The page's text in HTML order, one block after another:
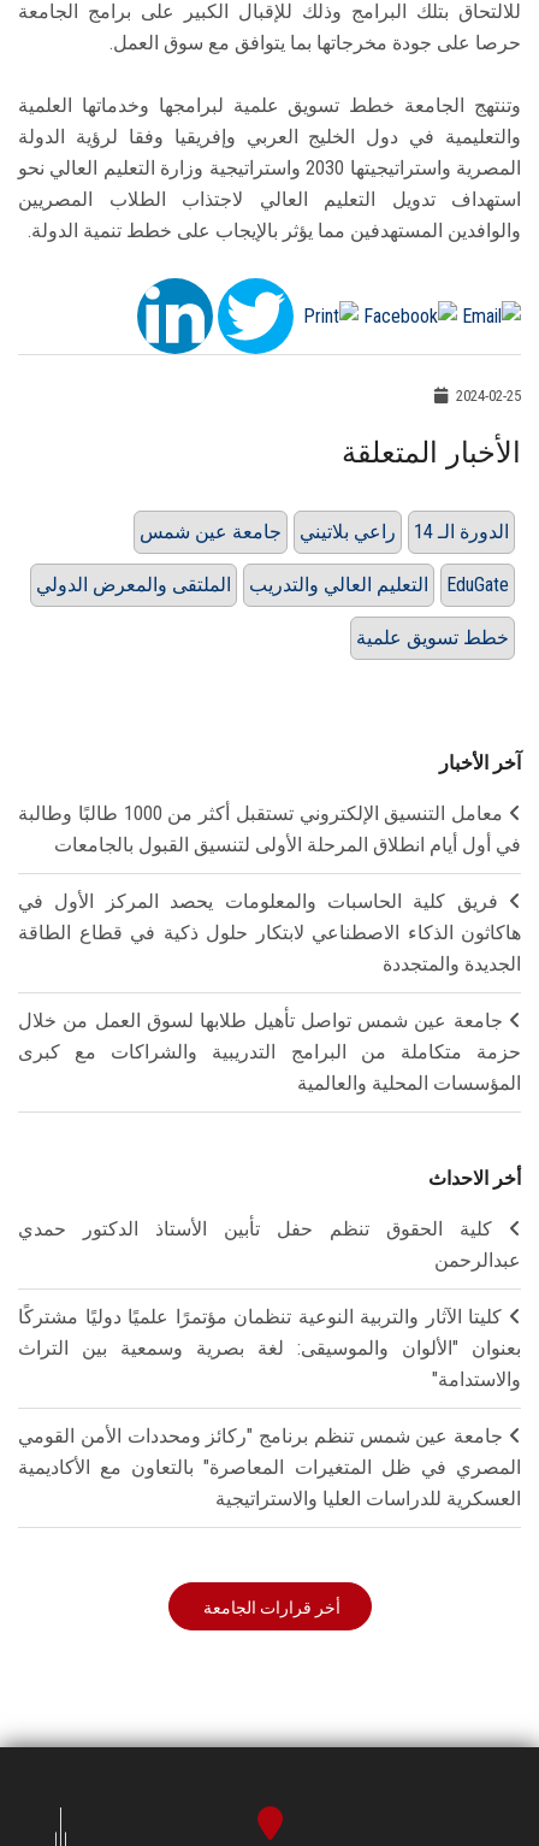
للالتحاق بتلك البرامج وذلك للإقبال الكبير على برامج الجامعة
حرصا على جودة مخرجاتها بما يتوافق مع سوق العمل.
وتنتهج الجامعة خطط تسويق علمية لبرامجها وخدماتها العلمية
والتعليمية في دول الخليج العربي وإفريقيا وفقا لرؤية الدولة
المصرية واستراتيجيتها 2030 واستراتيجية وزارة التعليم العالي نحو
استهداف تدويل التعليم العالي لاجتذاب الطلاب المصريين
والوافدين المستهدفين مما يؤثر بالإيجاب على خطط تنمية الدولة.
2024-02-25
الأخبار المتعلقة
جامعة عين شمس راعي بلاتيني الدورة الـ 14
الملتقى والمعرض الدولي التعليم العالي والتدريب EduGate
خطط تسويق علمية
آخر الأخبار
معامل التنسيق الإلكتروني تستقبل أكثر من 1000 طالبًا وطالبة
في أول أيام انطلاق المرحلة الأولى لتنسيق القبول بالجامعات
فريق كلية الحاسبات والمعلومات يحصد المركز الأول في
هاكاثون الذكاء الاصطناعي لابتكار حلول ذكية في قطاع الطاقة
الجديدة والمتجددة
جامعة عين شمس تواصل تأهيل طلابها لسوق العمل من خلال
حزمة متكاملة من البرامج التدريبية والشراكات مع كبرى
المؤسسات المحلية والعالمية
أخر الاحداث
كلية الحقوق تنظم حفل تأبين الأستاذ الدكتور حمدي
عبدالرحمن
كليتا الآثار والتربية النوعية تنظمان مؤتمرًا علميًا دوليًا مشتركًا
بعنوان "الألوان والموسيقى: لغة بصرية وسمعية بين التراث
والاستدامة"
جامعة عين شمس تنظم برنامج "ركائز ومحددات الأمن القومي
المصري في ظل المتغيرات المعاصرة" بالتعاون مع الأكاديمية
العسكرية للدراسات العليا والاستراتيجية
أخر قرارات الجامعة